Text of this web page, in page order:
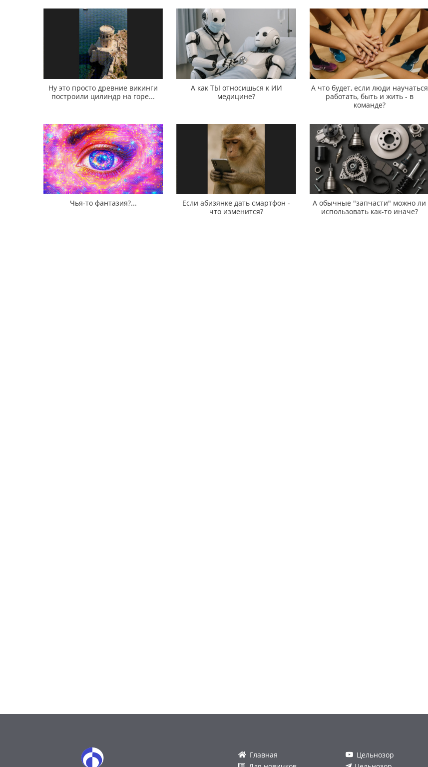
Ну это просто древние викинги
построили цилиндр на горе...
А как ТЫ относишься к ИИ
медицине?
А что будет, если люди научаться
работать, быть и жить - в
команде?
Чья-то фантазия?...
Если абизянке дать смартфон -
что изменится?
А обычные "запчасти" можно ли
использовать как-то иначе?
Главная
Цельнозор